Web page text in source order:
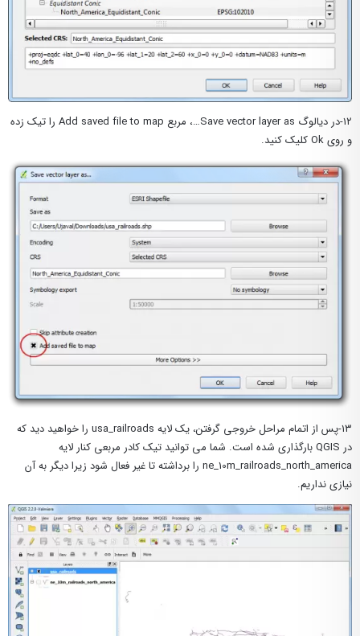
۱۲-در دیالوگ Save vector layer as…، مربع Add saved file to map را تیک زده
و روی Ok کلیک کنید.
۱۳-پس از اتمام مراحل خروجی گرفتن، یک لایه usa_railroads را خواهید دید که
در QGIS بارگذاری شده است. شما می توانید تیک کادر مربعی کنار لایه
ne_10m_railroads_north_america را برداشته تا غیر فعال شود زیرا دیگر به آن
نیازی نداریم.